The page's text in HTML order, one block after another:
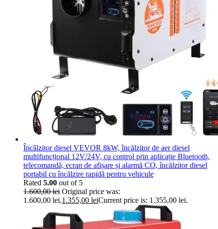
Încălzitor diesel VEVOR 8kW, încălzitor de aer diesel
multifuncțional 12V/24V, cu control prin aplicație Bluetooth,
telecomandă, ecran de afișare și alarmă CO, încălzitor diesel
portabil cu încălzire rapidă pentru vehicule
Rated 5.00 out of 5
1.600,00lei Original price was:
1.600,00 lei.1.355,00 leiCurrent price is: 1.355,00 lei.